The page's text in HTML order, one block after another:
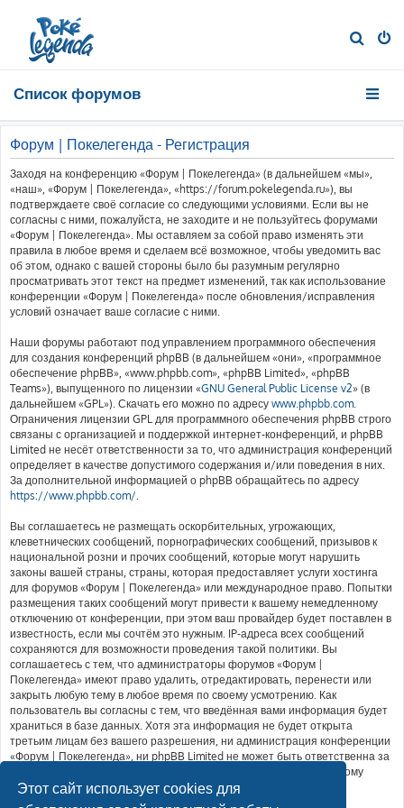
Этот сайт использует cookies для
к
Список форумов
Форум | Покелегенда - Регистрация
Заходя на конференцию «Форум | Покелегенда» (в дальнейшем «мы»,
«наш», «Форум | Покелегенда», «https://forum.pokelegenda.ru»), вы
подтверждаете своё согласие со следующими условиями. Если вы не
согласны с ними, пожалуйста, не заходите и не пользуйтесь форумами
«Форум | Покелегенда». Мы оставляем за собой право изменять эти
правила в любое время и сделаем всё возможное, чтобы уведомить вас
об этом, однако с вашей стороны было бы разумным регулярно
просматривать этот текст на предмет изменений, так как использование
конференции «Форум | Покелегенда» после обновления/исправления
условий означает ваше согласие с ними.
Наши форумы работают под управлением программного обеспечения
для создания конференций phpBB (в дальнейшем «они», «программное
обеспечение phpBB», «www.phpbb.com», «phpBB Limited», «phpBB
Teams»), выпущенного по лицензии «GNU General Public License v2» (в
дальнейшем «GPL»). Скачать его можно по адресу www.phpbb.com.
Ограничения лицензии GPL для программного обеспечения phpBB строго
связаны с организацией и поддержкой интернет-конференций, и phpBB
Limited не несёт ответственности за то, что администрация конференций
определяет в качестве допустимого содержания и/или поведения в них.
За дополнительной информацией о phpBB обращайтесь по адресу
https://www.phpbb.com/.
Вы соглашаетесь не размещать оскорбительных, угрожающих,
клеветнических сообщений, порнографических сообщений, призывов к
национальной розни и прочих сообщений, которые могут нарушить
законы вашей страны, страны, которая предоставляет услуги хостинга
для форумов «Форум | Покелегенда» или международное право. Попытки
размещения таких сообщений могут привести к вашему немедленному
отключению от конференции, при этом ваш провайдер будет поставлен в
известность, если мы сочтём это нужным. IP-адреса всех сообщений
сохраняются для возможности проведения такой политики. Вы
соглашаетесь с тем, что администраторы форумов «Форум |
Покелегенда» имеют право удалить, отредактировать, перенести или
закрыть любую тему в любое время по своему усмотрению. Как
пользователь вы согласны с тем, что введённая вами информация будет
храниться в базе данных. Хотя эта информация не будет открыта
третьим лицам без вашего разрешения, ни администрация конференции
«Форум | Покелегенда», ни phpBB Limited не может быть ответственна за
действия хакеров, которые могут привести к несанкционированному
доступу к ней.